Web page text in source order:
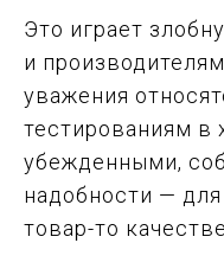
Это играет
и
уважения
тестированиям в
убежденными,
надобности — для
товар-то